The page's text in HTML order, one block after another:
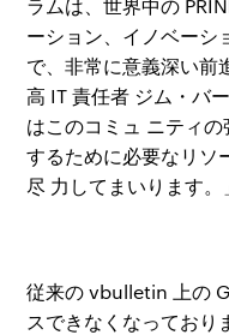
ラムは、世界中の
ーション、イノベーシ
で、非常に意義深い前
高 IT 責任者 ジム・バ
はこのコミュ ニティ
するために必要なリソ
尽 力してまいります。
従来の vbulletin 上の
スできなくなっており